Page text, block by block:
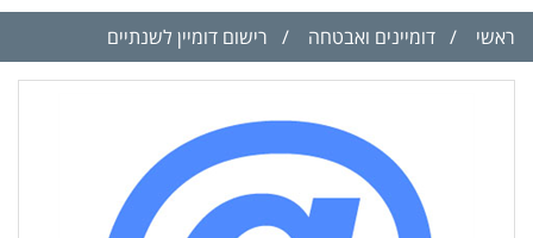
ראשי / דומיינים ואבטחה / רישום דומיין לשנתיים